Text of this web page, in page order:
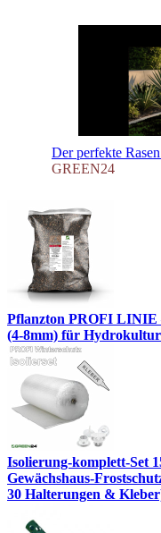
GREEN24
Pflanzton PROFI LINIE
(4-8mm) für
Isolierung-komplett-Set
Gewächshaus-
30 Halterungen &